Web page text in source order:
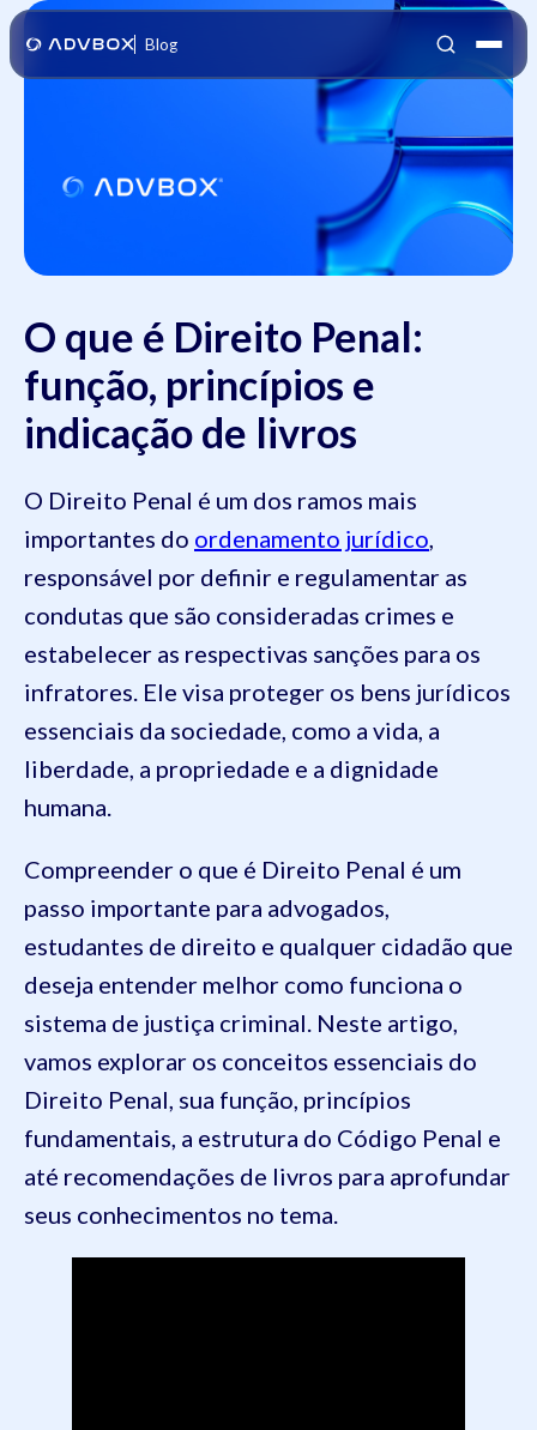
Blog
O que é Direito Penal:
função, princípios e
indicação de livros
O Direito Penal é um dos ramos mais
importantes do ordenamento jurídico
responsável por definir e regulamentar as
condutas que são consideradas crimes e
estabelecer as respectivas sanções para os
infratores. Ele visa proteger os bens jurídicos
essenciais da sociedade, como a vida, a
liberdade, a propriedade e a dignidade
humana.
Compreender o que é Direito Penal é um
passo importante para advogados,
estudantes de direito e qualquer cidadão que
deseja entender melhor como funciona o
sistema de justiça criminal. Neste artigo,
vamos explorar os conceitos essenciais do
Direito Penal, sua função, princípios
fundamentais, a estrutura do Código Penal e
até recomendações de livros para aprofundar
seus conhecimentos no tema.